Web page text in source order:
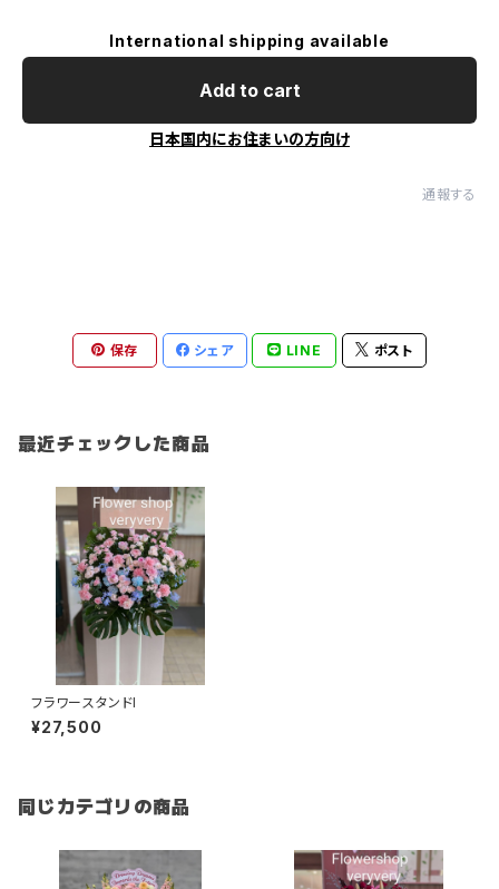
International shipping available
Add to cart
日本国内にお住まいの方向け
通報する
保存 シェア LINE ポスト
最近チェックした商品
フラワースタンドI
¥27,500
同じカテゴリの商品